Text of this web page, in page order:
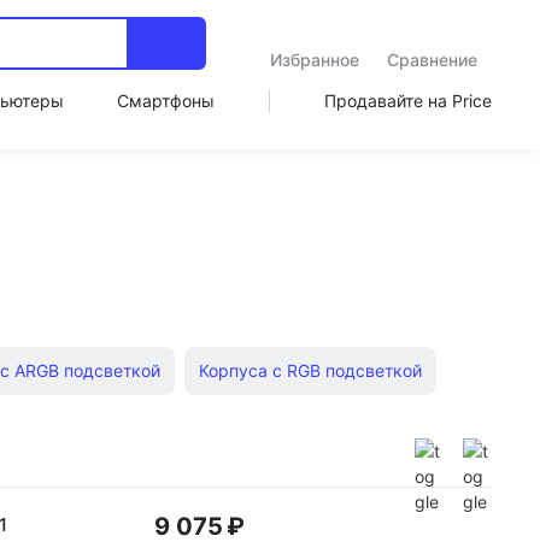
Избранное
Сравнение
Смартфоны Продавайте на Price
ARGB подсветкой Корпуса с RGB подсветкой
Tower
9 075 ₽